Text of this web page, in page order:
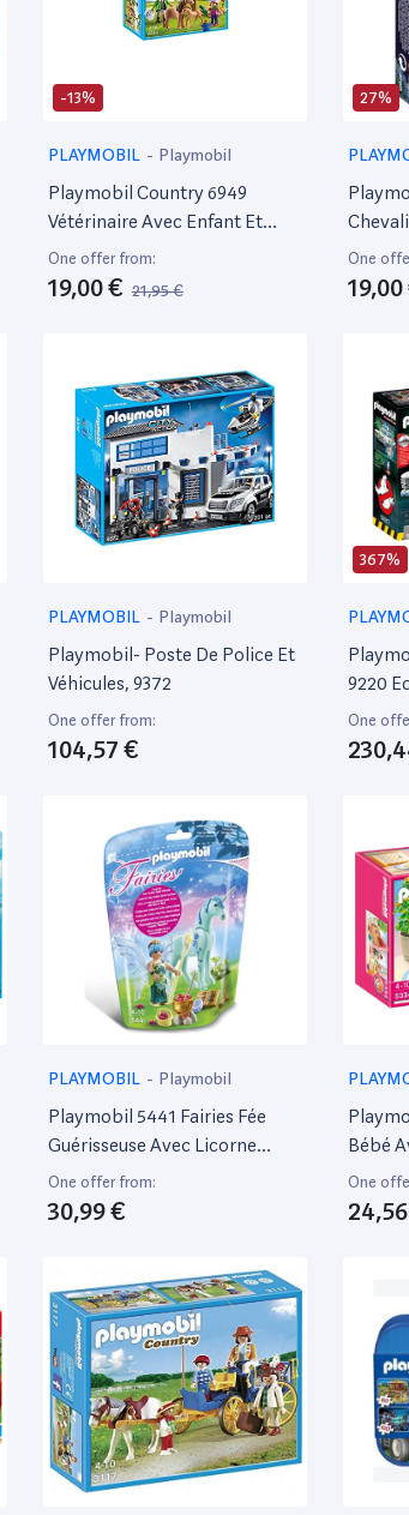
-13%
PLAYMOBIL - Playmobil
Playmobil Country 6949
Vétérinaire Avec Enfant Et
Poneys
One offer from:
19,00 € 21,95 €
27%
One
19,00
PLAYMOBIL - Playmobil
Playmobil- Poste De Police Et
Véhicules, 9372
One offer from:
104,57 €
367%
9220
One
PLAYMOBIL - Playmobil
Playmobil 5441 Fairies Fée
Guérisseuse Avec Licorne
Bleuet
One offer from:
30,99 €
Bébé
One